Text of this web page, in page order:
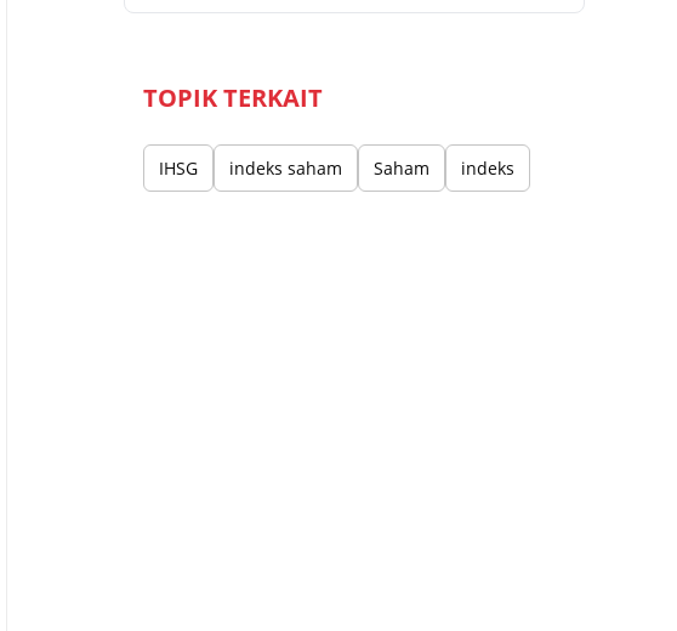
TOPIK TERKAIT
IHSG indeks saham Saham indeks